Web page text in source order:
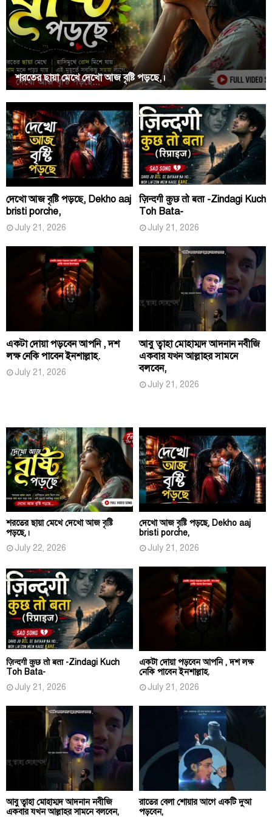
শরতের ছায়া মেখে দেখো আজ বৃষ্টি পড়ছে,।
দেখো আজ বৃষ্টি পড়ছে, Dekho aaj
bristi porche,
July 21, 2026
ज़िन्दगी कुछ तो बता -Zindagi Kuch
Toh Bata-
July 21, 2026
একটা দোয়া পড়বেন আপনি , দশ
লক্ষ নেকি পাবেন ইনশাল্লাহ.
July 21, 2026
আবু ত্বাহা মোহাম্মদ আদনান নবীজি
একবার যখন আল্লাহর সামনে
বলবেন,
July 21, 2026
শরতের ছায়া মেখে দেখো আজ বৃষ্টি
পড়ছে,।
July 22, 2026
দেখো আজ বৃষ্টি পড়ছে, Dekho aaj
bristi porche,
July 21, 2026
ज़िन्दगी कुछ तो बता -Zindagi Kuch
Toh Bata-
July 21, 2026
একটা দোয়া পড়বেন আপনি , দশ লক্ষ
নেকি পাবেন ইনশাল্লাহ.
July 21, 2026
আবু ত্বাহা মোহাম্মদ আদনান নবীজি
একবার যখন আল্লাহর সামনে বলবেন,
রাতের বেলা শোয়ার আগে একটি দুআ
পড়বেন,